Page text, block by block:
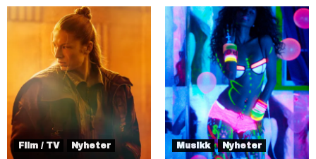
Film / TV Nyheter Musikk Nyheter